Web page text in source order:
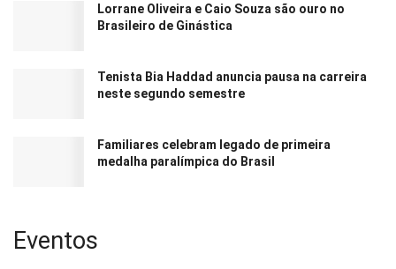
Lorrane Oliveira e Caio Souza são ouro no
Brasileiro de Ginástica
Tenista Bia Haddad anuncia pausa na carreira
neste segundo semestre
Familiares celebram legado de primeira
medalha paralímpica do Brasil
Eventos